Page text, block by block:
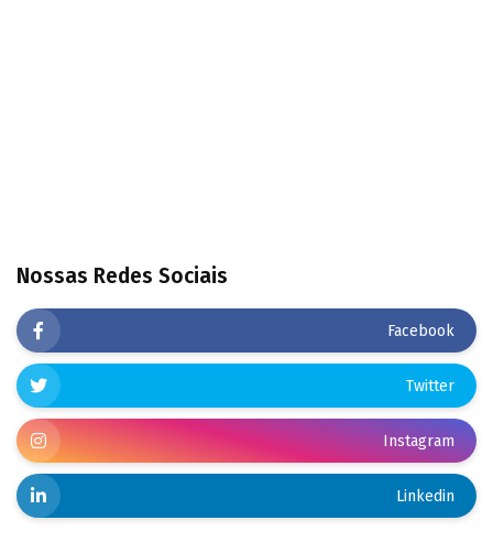
Nossas Redes Sociais
Facebook
Twitter
Instagram
Linkedin